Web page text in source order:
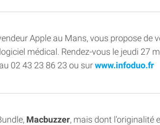
Apple au Mans, vous propose de
médical. Rendez-vous le jeudi 27
02 43 23 86 23 ou surwww.infoduo.fr
Macbuzzer, mais dont l'originalité